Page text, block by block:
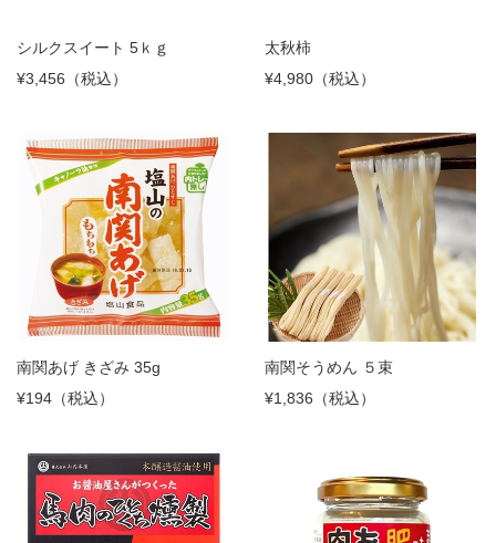
シルクスイート 5ｋｇ
¥3,456（税込）
太秋柿
¥4,980（税込）
南関あげ きざみ 35g
¥194（税込）
南関そうめん ５束
¥1,836（税込）